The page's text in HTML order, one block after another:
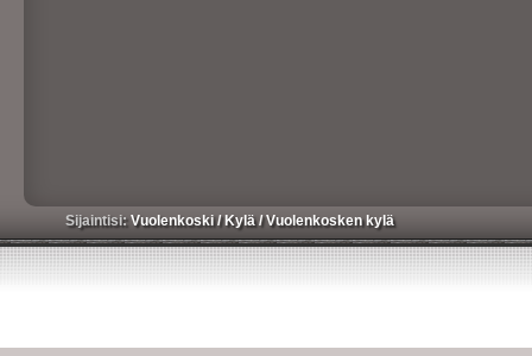
Sijaintisi:Vuolenkoski/ Kylä/Vuolenkosken kylä